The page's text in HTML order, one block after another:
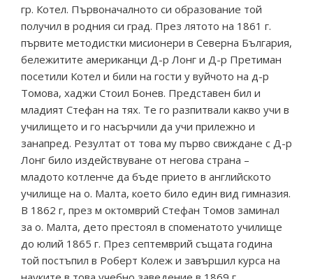
гр. Котел. Първоначалното си образование той
получил в родния си град. През лятото на 1861 г.
първите методистки мисионери в Северна България,
бележитите американци Д-р Лонг и Д-р Претиман
посетили Котел и били на гости у вуйчото на д-р
Томова, хаджи Стоил Бонев. Представен бил и
младият Стефан на тях. Те го разпитвали какво учи в
училището и го насърчили да учи прилежно и
занапред. Резултат от това му първо свиждане с Д-р
Лонг било издействуване от негова страна –
младото котленче да бъде прието в английското
училище на о. Малта, което било един вид гимназия.
В 1862 г, през м октомврий Стефан Томов заминал
за о. Малта, дето престоял в споменатото училище
до юлий 1865 г. През септемврий същата година
той постъпил в Роберт Колеж и завършил курса на